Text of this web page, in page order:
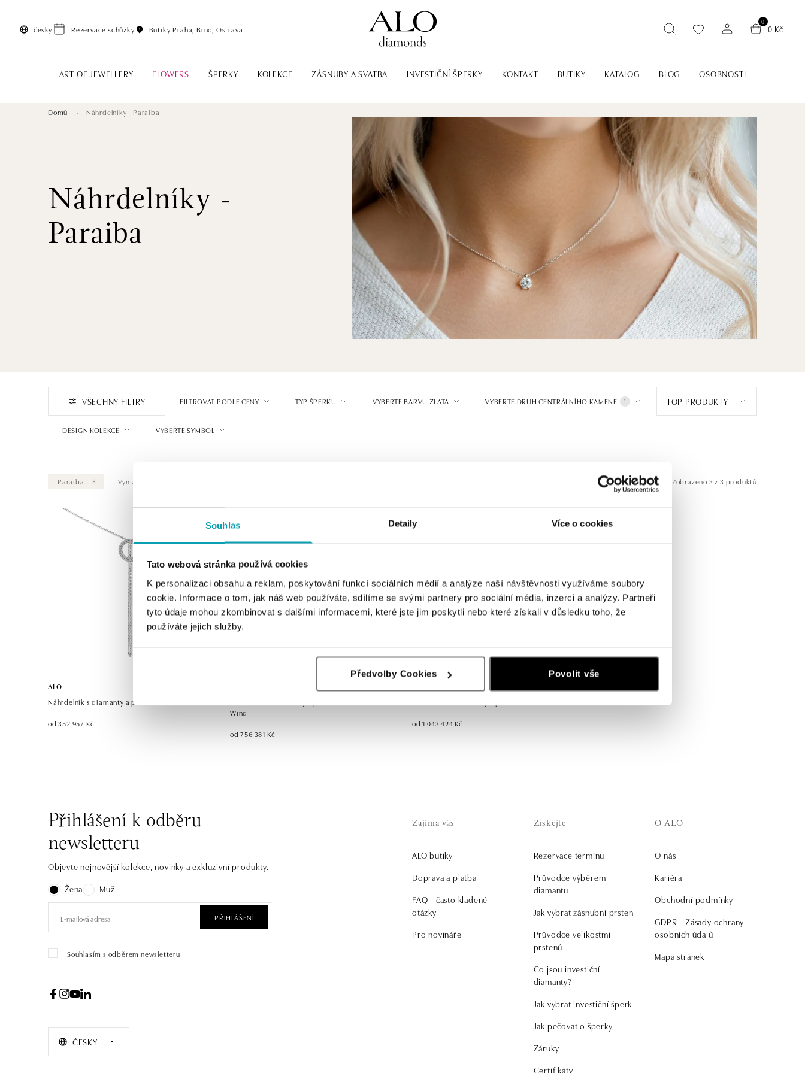
Souhlas Detaily Více o cookies
Tato webová stránka používá cookies
K personalizaci obsahu a reklam, poskytování funkcí sociálních médií a analýze naší návštěvnosti využíváme soubory
cookie. Informace o tom, jak náš web používáte, sdílíme se svými partnery pro sociální média, inzerci a analýzy. Partneři
tyto údaje mohou zkombinovat s dalšími informacemi, které jste jim poskytli nebo které získali v důsledku toho, že
používáte jejich služby.
Předvolby Cookies Povolit vše
česky Rezervace schůzky Butiky Praha, Brno, Ostrava
0
0 Kč
ART OF JEWELLERY FLOWERS ŠPERKY KOLEKCE ZÁSNUBY A SVATBA INVESTIČNÍ ŠPERKY KONTAKT BUTIKY KATALOG BLOG OSOBNOSTI
Domů Náhrdelníky - Paraiba
Náhrdelníky -
Paraiba
VŠECHNY FILTRY FILTROVAT PODLE CENY TYP ŠPERKU VYBERTE BARVU ZLATA VYBERTE DRUH CENTRÁLNÍHO KAMENE 1
DESIGN KOLEKCE VYBERTE SYMBOL
TOP PRODUKTY
Paraiba Vymazat vše Zobrazeno 3 z 3 produktů
ALO
Náhrdelník s diamanty a paraibou Perfect Circle
od 352 957 Kč
Wind
od 756 381 Kč
od 1 043 424 Kč
Přihlášení k odběru
newsletteru
Objevte nejnovější kolekce, novinky a exkluzivní produkty.
Žena
Muž
PŘIHLÁŠENÍ
Souhlasím s odběrem newsletteru
ČESKY
Zajíma vás
ALO butiky
Doprava a platba
FAQ - často kladené
otázky
Pro novináře
Získejte
Rezervace termínu
Průvodce výběrem
diamantu
Jak vybrat zásnubní prsten
Průvodce velikostmi
prstenů
Co jsou investiční
diamanty?
Jak vybrat investiční šperk
Jak pečovat o šperky
Záruky
Certifikáty
O ALO
O nás
Kariéra
Obchodní podmínky
GDPR - Zásady ochrany
osobních údajů
Mapa stránek